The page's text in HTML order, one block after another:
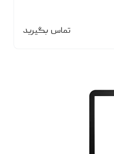
تماس بگیرید